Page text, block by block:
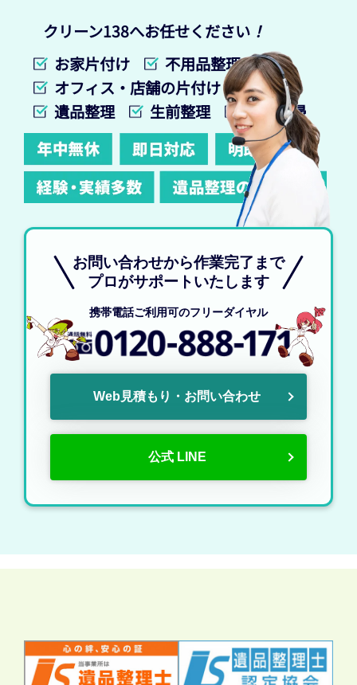
クリーン138へお任せください ！
お家片付け
不用品整理
オフィス・店舗の片付け
遺品整理
生前整理 特殊清掃
お問い合わせから作業完了まで
プロがサポートいたします
携帯電話ご利用可のフリーダイヤル
Web見積もり・お問い合わせ
公式 LINE